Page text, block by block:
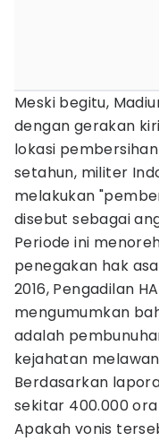
Meski begitu,
dengan gerakan
lokasi
setahun, militer
melakukan
disebut sebagai
Periode ini
penegakan hak
2016, Pengadilan
mengumumkan
adalah
kejahatan
Berdasarkan
sekitar 400.000
Apakah vonis